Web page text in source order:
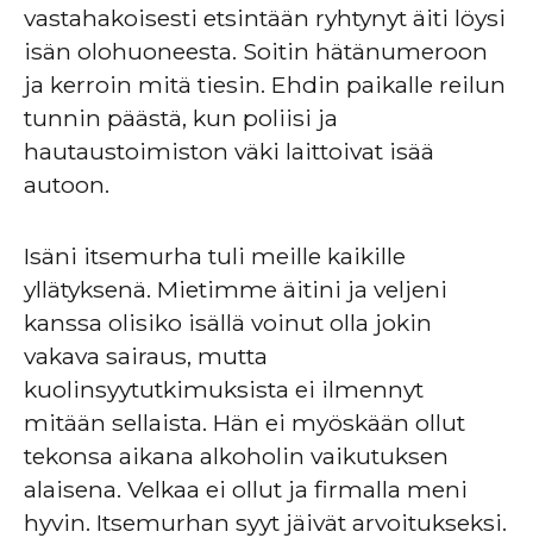
vastahakoisesti etsintään ryhtynyt äiti löysi
isän olohuoneesta. Soitin hätänumeroon
ja kerroin mitä tiesin. Ehdin paikalle reilun
tunnin päästä, kun poliisi ja
hautaustoimiston väki laittoivat isää
autoon.
Isäni itsemurha tuli meille kaikille
yllätyksenä. Mietimme äitini ja veljeni
kanssa olisiko isällä voinut olla jokin
vakava sairaus, mutta
kuolinsyytutkimuksista ei ilmennyt
mitään sellaista. Hän ei myöskään ollut
tekonsa aikana alkoholin vaikutuksen
alaisena. Velkaa ei ollut ja firmalla meni
hyvin. Itsemurhan syyt jäivät arvoitukseksi.